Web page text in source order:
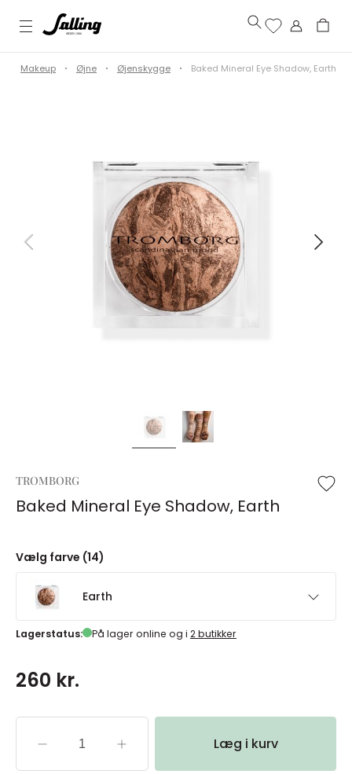
Makeup Øjne Øjenskygge Baked Mineral Eye Shadow, Earth
TROMBORG
Baked Mineral Eye Shadow, Earth
Vælg farve (14)
Earth
Lagerstatus: På lager online og i 2 butikker
260 kr.
Læg i kurv